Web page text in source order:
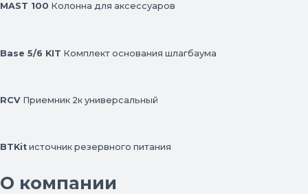
MAST 100 Колонна для аксессуаров
Base 5/6 KIT Комплект основания шлагбаума
RCV Приемник 2к универсальный
BTKit источник резервного питания
О компании